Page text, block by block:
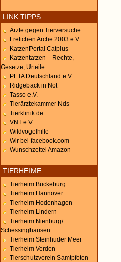
LINK TIPPS
Ärzte gegen Tierversuche
Frettchen Arche 2003 e.V.
KatzenPortal Catplus
Katzentatzen – Rechte,
Gesetze, Urteile
PETA Deutschland e.V.
Ridgeback in Not
Tasso e.V.
Tierärztekammer Nds
Tierklinik.de
VNT e.V.
Wildvogelhilfe
Wir bei facebook.com
Wunschzettel Amazon
TIERHEIME
Tierheim Bückeburg
Tierheim Hannover
Tierheim Hodenhagen
Tierheim Lindern
Tierheim Nienburg/
Schessinghausen
Tierheim Steinhuder Meer
Tierheim Verden
Tierschutzverein Samtpfoten